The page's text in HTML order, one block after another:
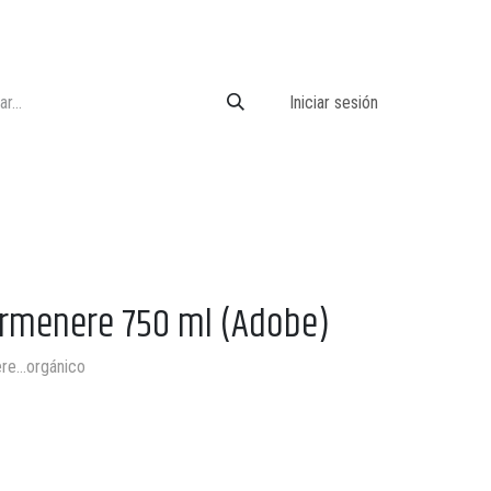
Iniciar sesión
750 ml (Adobe)